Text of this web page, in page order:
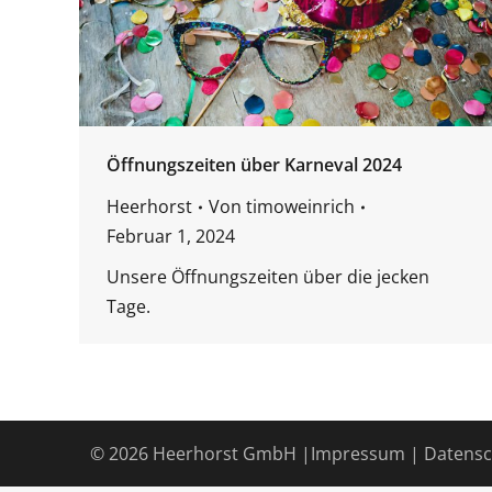
Öffnungszeiten über Karneval 2024
Heerhorst
Von timoweinrich
Februar 1, 2024
Unsere Öffnungszeiten über die jecken
Tage.
© 2026 Heerhorst GmbH | Impressum |